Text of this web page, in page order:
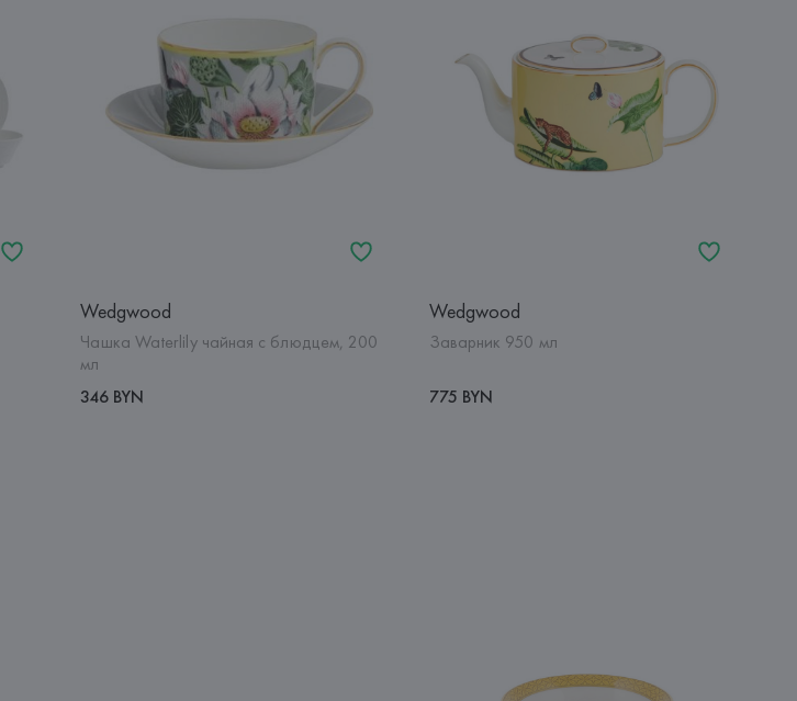
Wedgwood
Чашка Waterlily чайная с блюдцем, 200
мл
346 BYN
Wedgwood
Заварник 950 мл
775 BYN